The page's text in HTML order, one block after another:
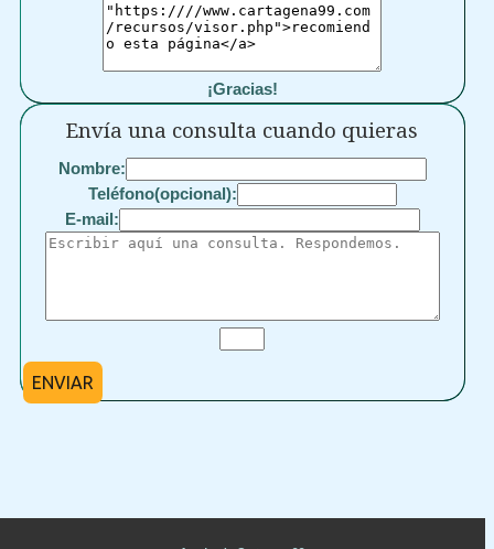
¡Gracias!
Envía una consulta cuando quieras
Nombre:
Teléfono(opcional):
E-mail:
ENVIAR